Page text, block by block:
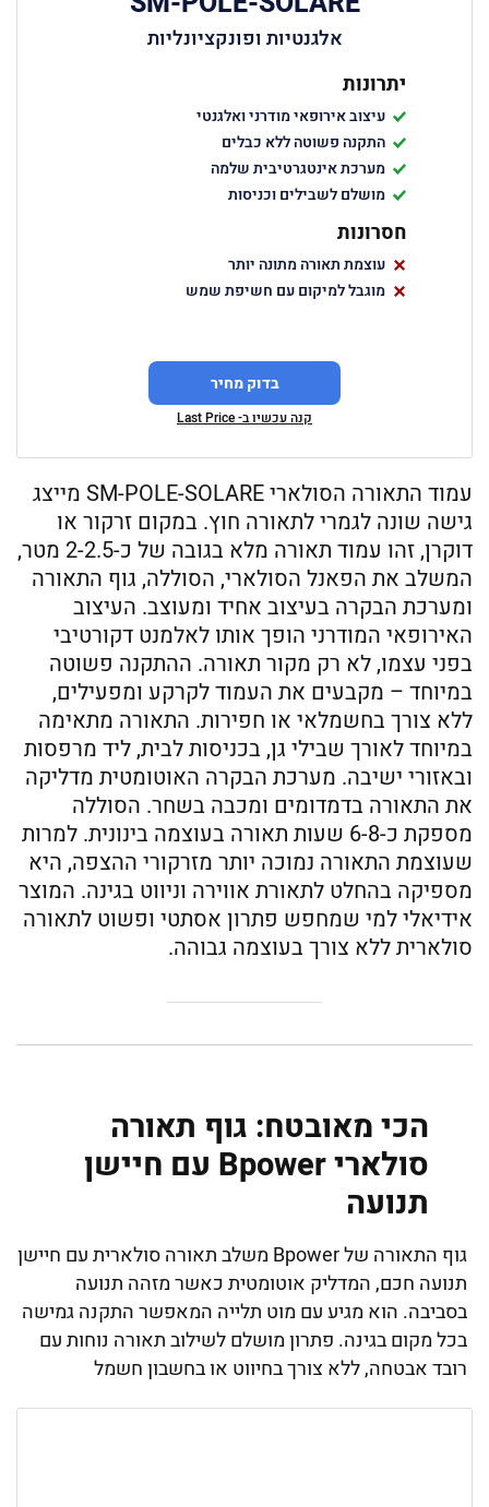
אלגנטיות ופונקציונליות
יתרונות
עיצוב אירופאי מודרני ואלגנטי
התקנה פשוטה ללא כבלים
מערכת אינטגרטיבית שלמה
מושלם לשבילים וכניסות
חסרונות
עוצמת תאורה מתונה יותר
מוגבל למיקום עם חשיפת שמש
בדוק מחיר
קנה עכשיו ב- Last Price
עמוד התאורה הסולארי SM-POLE-SOLARE מייצג
גישה שונה לגמרי לתאורה חוץ. במקום זרקור או
דוקרן, זהו עמוד תאורה מלא בגובה של כ-2-2.5 מטר,
המשלב את הפאנל הסולארי, הסוללה, גוף התאורה
ומערכת הבקרה בעיצוב אחיד ומעוצב. העיצוב
האירופאי המודרני הופך אותו לאלמנט דקורטיבי
בפני עצמו, לא רק מקור תאורה. ההתקנה פשוטה
במיוחד – מקבעים את העמוד לקרקע ומפעילים,
ללא צורך בחשמלאי או חפירות. התאורה מתאימה
במיוחד לאורך שבילי גן, בכניסות לבית, ליד מרפסות
ובאזורי ישיבה. מערכת הבקרה האוטומטית מדליקה
את התאורה בדמדומים ומכבה בשחר. הסוללה
מספקת כ-6-8 שעות תאורה בעוצמה בינונית. למרות
שעוצמת התאורה נמוכה יותר מזרקורי ההצפה, היא
מספיקה בהחלט לתאורת אווירה וניווט בגינה. המוצר
אידיאלי למי שמחפש פתרון אסתטי ופשוט לתאורה
סולארית ללא צורך בעוצמה גבוהה.
הכי מאובטח: גוף תאורה
סולארי Bpower עם חיישן
תנועה
גוף התאורה של Bpower משלב תאורה סולארית עם חיישן
תנועה חכם, המדליק אוטומטית כאשר מזהה תנועה
בסביבה. הוא מגיע עם מוט תלייה המאפשר התקנה גמישה
בכל מקום בגינה. פתרון מושלם לשילוב תאורה נוחות עם
רובד אבטחה, ללא צורך בחיווט או בחשבון חשמל